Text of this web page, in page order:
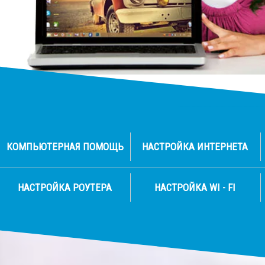
БЕСПЛАТНО
на дом или в офис
КОМПЬЮТЕРНАЯ ПОМОЩЬ НАСТРОЙКА ИНТЕРНЕТА
НАСТРОЙКА РОУТЕРА НАСТРОЙКА WI - FI